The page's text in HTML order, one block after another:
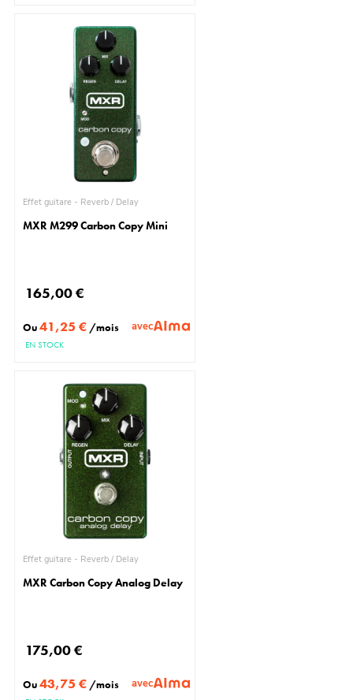
Effet guitare - Reverb / Delay
MXR M299 Carbon Copy Mini
165,00 €
Ou41,25 € /mois avec
EN STOCK
Effet guitare - Reverb / Delay
MXR Carbon Copy Analog Delay
175,00 €
Ou43,75 € /mois avec